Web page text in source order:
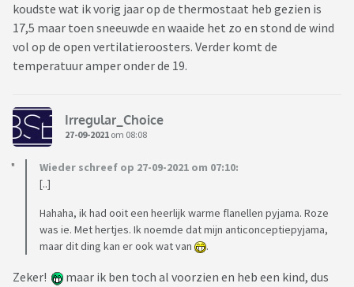
koudste wat ik vorig jaar op de thermostaat heb gezien is
17,5 maar toen sneeuwde en waaide het zo en stond de wind
vol op de open vertilatieroosters. Verder komt de
temperatuur amper onder de 19.
Irregular_Choice
27-09-2021 om 08:08
Wieder schreef op 27-09-2021 om 07:10:
[..]
Hahaha, ik had ooit een heerlijk warme flanellen pyjama. Roze
was ie. Met hertjes. Ik noemde dat mijn anticonceptiepyjama,
maar dit ding kan er ook wat van
.
Zeker!
maar ik ben toch al voorzien en heb een kind, dus